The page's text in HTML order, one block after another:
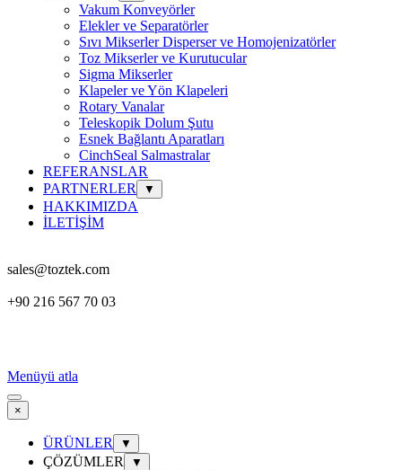
Vakum Konveyörler
Elekler ve Separatörler
Sıvı Mikserler Disperser ve Homojenizatörler
Toz Mikserler ve Kurutucular
Sigma Mikserler
Klapeler ve Yön Klapeleri
Rotary Vanalar
Teleskopik Dolum Şutu
Esnek Bağlantı Aparatları
CinchSeal Salmastralar
REFERANSLAR
PARTNERLER
▼
HAKKIMIZDA
İLETİŞİM
sales@toztek.com
+90 216 567 70 03
Menüyü atla
×
ÜRÜNLER ▼
ÇÖZÜMLER ▼